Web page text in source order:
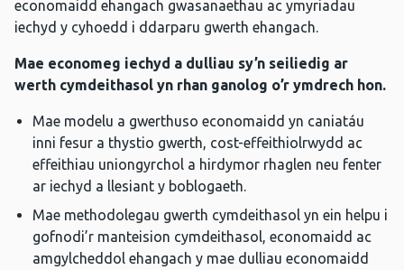
economaidd ehangach gwasanaethau ac ymyriadau
iechyd y cyhoedd i ddarparu gwerth ehangach.
Mae economeg iechyd a dulliau sy’n seiliedig ar
werth cymdeithasol yn rhan ganolog o’r ymdrech hon.
Mae modelu a gwerthuso economaidd yn caniatáu
inni fesur a thystio gwerth, cost-effeithiolrwydd ac
effeithiau uniongyrchol a hirdymor rhaglen neu fenter
ar iechyd a llesiant y boblogaeth.
Mae methodolegau gwerth cymdeithasol yn ein helpu i
gofnodi’r manteision cymdeithasol, economaidd ac
amgylcheddol ehangach y mae dulliau economaidd